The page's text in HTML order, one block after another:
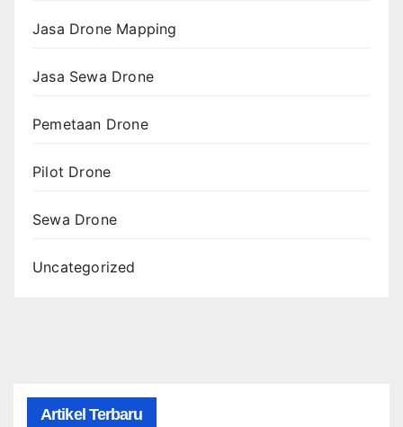
Jasa Drone Mapping
Jasa Sewa Drone
Pemetaan Drone
Pilot Drone
Sewa Drone
Uncategorized
Artikel Terbaru